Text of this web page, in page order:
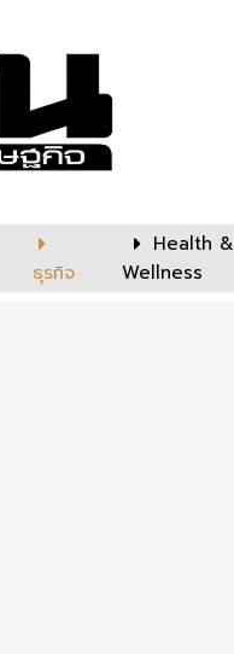
ธุรกิจ
Health &
Wellness